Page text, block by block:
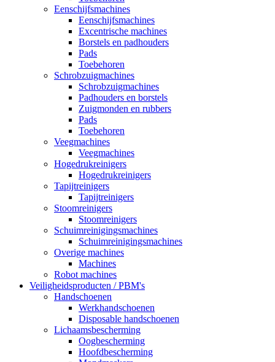
Eenschijfsmachines
Eenschijfsmachines
Excentrische machines
Borstels en padhouders
Pads
Toebehoren
Schrobzuigmachines
Schrobzuigmachines
Padhouders en borstels
Zuigmonden en rubbers
Pads
Toebehoren
Veegmachines
Veegmachines
Hogedrukreinigers
Hogedrukreinigers
Tapijtreinigers
Tapijtreinigers
Stoomreinigers
Stoomreinigers
Schuimreinigingsmachines
Schuimreinigingsmachines
Overige machines
Machines
Robot machines
Veiligheidsproducten / PBM's
Handschoenen
Werkhandschoenen
Disposable handschoenen
Lichaamsbescherming
Oogbescherming
Hoofdbescherming